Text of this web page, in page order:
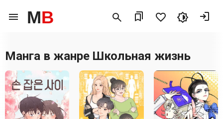
MB
Манга в жанре Школьная жизнь